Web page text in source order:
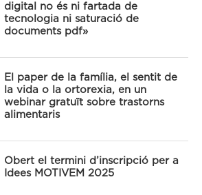
digital no és ni fartada de
tecnologia ni saturació de
documents pdf»
El paper de la família, el sentit de
la vida o la ortorexia, en un
webinar gratuït sobre trastorns
alimentaris
Obert el termini d’inscripció per a
Idees MOTIVEM 2025